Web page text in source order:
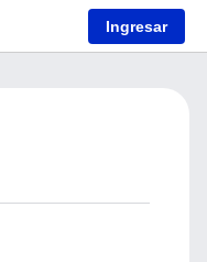
Ingresar